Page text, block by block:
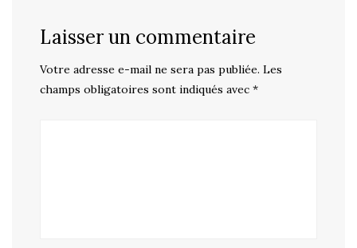
Laisser un commentaire
Votre adresse e-mail ne sera pas publiée. Les
champs obligatoires sont indiqués avec *